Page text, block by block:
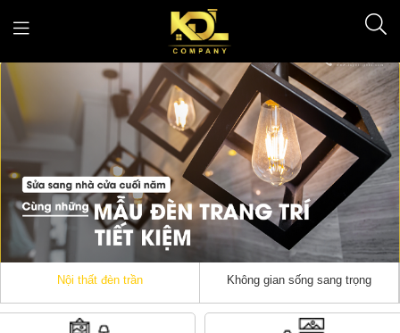
Nội thất đèn trần Không gian sống sang trọng